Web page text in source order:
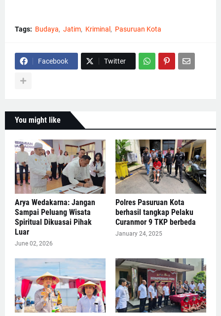
Tags: Budaya Jatim Kriminal Pasuruan Kota
Facebook Twitter
You might like
Arya Wedakarna: Jangan
Sampai Peluang Wisata
Spiritual Dikuasai Pihak
Luar
June 02, 2026
Polres Pasuruan Kota
berhasil tangkap Pelaku
Curanmor 9 TKP berbeda
January 24, 2025